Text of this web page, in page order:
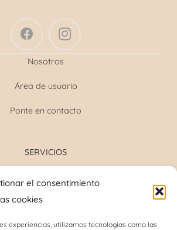
el consentimiento
cookies
experiencias, utilizamos tecnologías como las
Nosotros
Área de usuario
Ponte en contacto
SERVICIOS
glucosa y colesterol total